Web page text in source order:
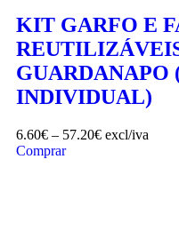
KIT GARFO E
INDIVIDUAL)
6.60€ – 57.20€ excl/iva
Comprar